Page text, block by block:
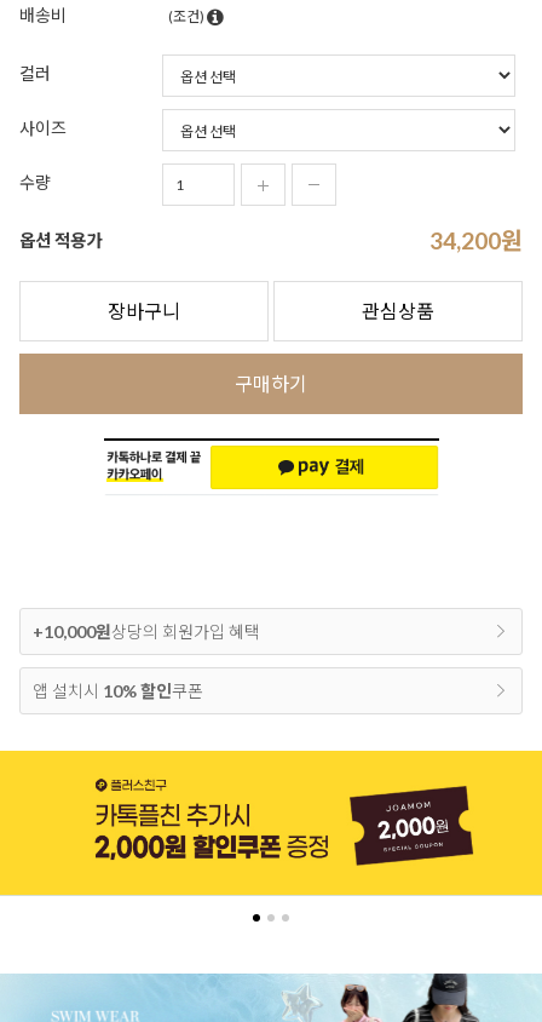
배송비 (조건)
컬러
사이즈
수량
옵션 적용가 34,200원
장바구니 관심상품
구매하기
+10,000원상당의 회원가입 혜택
앱 설치시 10% 할인쿠폰